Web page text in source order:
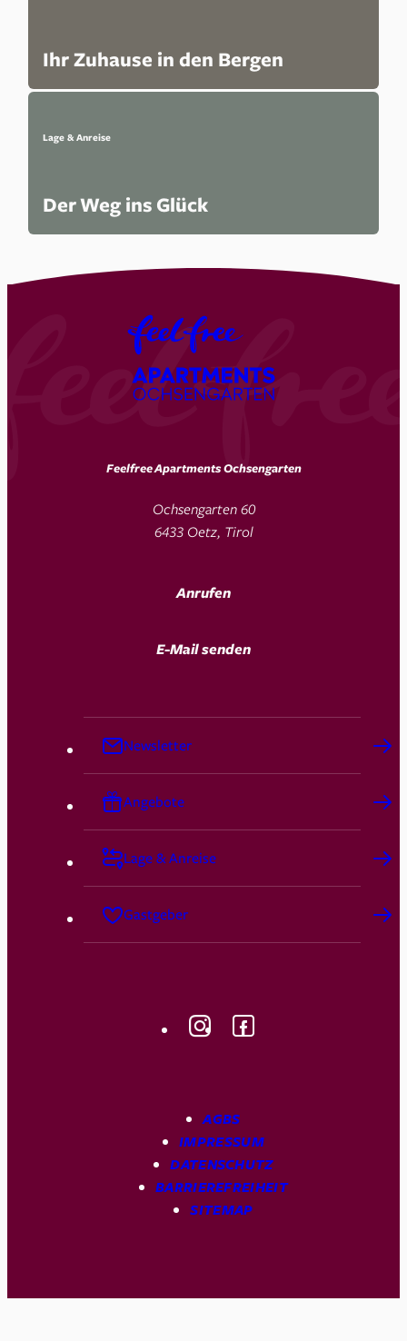
Ihr Zuhause in den Bergen
Lage & Anreise
Der Weg ins Glück
Feelfree Apartments Ochsengarten
Ochsengarten 60
6433 Oetz, Tirol
Anrufen
E-Mail senden
Newsletter
Angebote
Lage & Anreise
Gastgeber
AGBS
IMPRESSUM
DATENSCHUTZ
BARRIEREFREIHEIT
SITEMAP